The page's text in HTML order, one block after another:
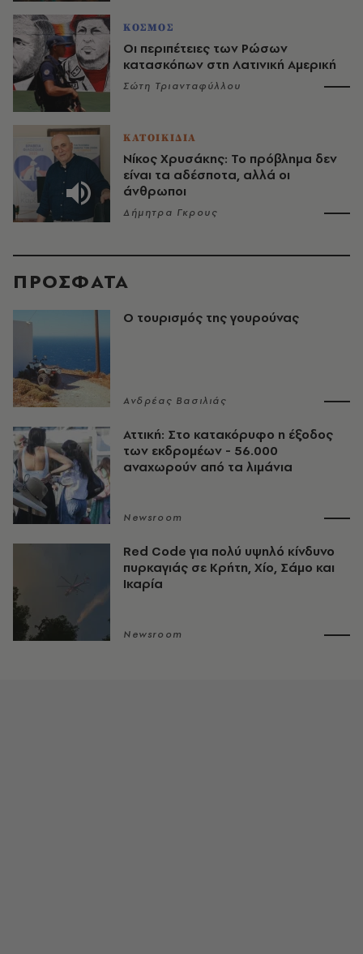
ΚΟΣΜΟΣ
Οι περιπέτειες των Ρώσων
κατασκόπων στη Λατινική Αμερική
Σώτη Τριανταφύλλου
ΚΑΤΟΙΚΙΔΙΑ
Νίκος Χρυσάκης: Το πρόβλημα δεν
είναι τα αδέσποτα, αλλά οι
άνθρωποι
Δήμητρα Γκρους
ΠΡΟΣΦΑΤΑ
Ο τουρισμός της γουρούνας
Ανδρέας Βασιλιάς
Αττική: Στο κατακόρυφο η έξοδος
των εκδρομέων - 56.000
αναχωρούν από τα λιμάνια
Newsroom
Red Code για πολύ υψηλό κίνδυνο
πυρκαγιάς σε Κρήτη, Χίο, Σάμο και
Ικαρία
Newsroom